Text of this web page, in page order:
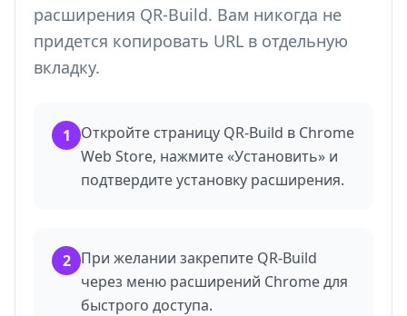
расширения QR-Build. Вам никогда не
придется копировать URL в отдельную
вкладку.
1
Откройте страницу QR-Build в Chrome
Web Store, нажмите «Установить» и
подтвердите установку расширения.
2 При желании закрепите QR-Build
через меню расширений Chrome для
быстрого доступа.